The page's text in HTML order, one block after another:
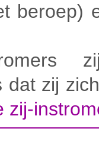
beroep)
dat zij
zij-